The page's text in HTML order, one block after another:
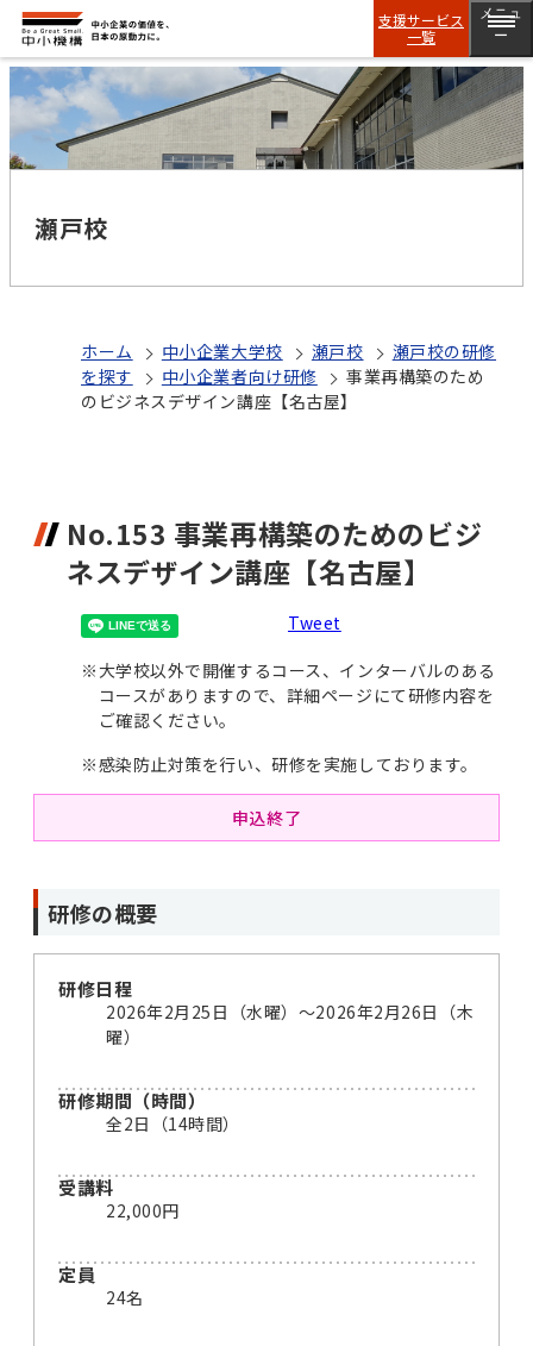
支援サービス
一覧
メニュ
ー
瀬戸校
ホーム 中小企業大学校 瀬戸校
瀬戸校の研修
を探す
中小企業者向け研修
事業再構築のため
のビジネスデザイン講座【名古屋】
No.153 事業再構築のためのビジ
ネスデザイン講座【名古屋】
Tweet
※大学校以外で開催するコース、インターバルのある
コースがありますので、詳細ページにて研修内容を
ご確認ください。
※感染防止対策を行い、研修を実施しております。
申込終了
研修の概要
研修日程
2026年2月25日（水曜）～2026年2月26日（木
曜）
研修期間（時間）
全2日（14時間）
受講料
22,000円
定員
24名